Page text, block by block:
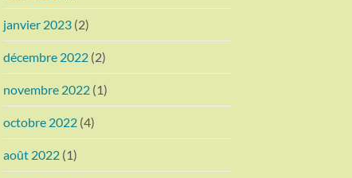
janvier 2023 (2)
décembre 2022 (2)
novembre 2022 (1)
octobre 2022 (4)
août 2022 (1)